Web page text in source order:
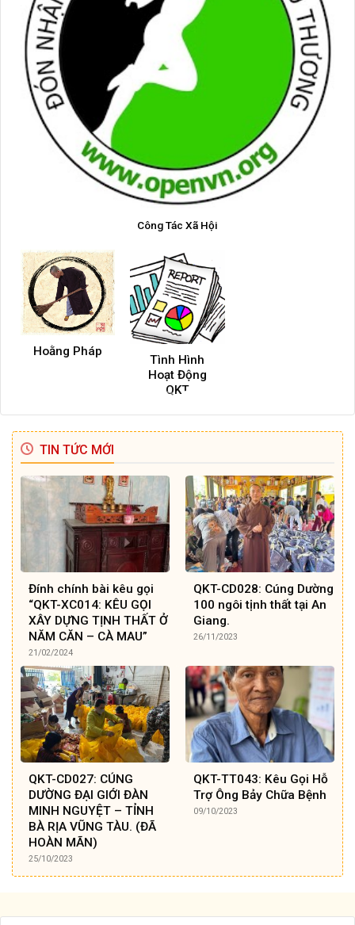
Công Tác Xã Hội
Hoằng Pháp
Tình Hình
Hoạt Động
QKT
TIN TỨC MỚI
Đính chính bài kêu gọi
“QKT-XC014: KÊU GỌI
XÂY DỰNG TỊNH THẤT Ở
NĂM CĂN – CÀ MAU”
21/02/2024
QKT-CD028: Cúng Dường
100 ngôi tịnh thất tại An
Giang.
26/11/2023
QKT-CD027: CÚNG
DƯỜNG ĐẠI GIỚI ĐÀN
MINH NGUYỆT – TỈNH
BÀ RỊA VŨNG TÀU. (ĐÃ
HOÀN MÃN)
25/10/2023
QKT-TT043: Kêu Gọi Hỗ
Trợ Ông Bảy Chữa Bệnh
09/10/2023